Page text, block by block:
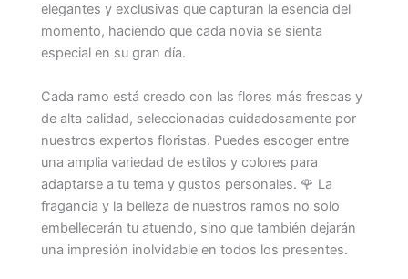
elegantes y exclusivas que capturan la esencia del
momento, haciendo que cada novia se sienta
especial en su gran día.
Cada ramo está creado con las flores más frescas y
de alta calidad, seleccionadas cuidadosamente por
nuestros expertos floristas. Puedes escoger entre
una amplia variedad de estilos y colores para
adaptarse a tu tema y gustos personales. 🌹 La
fragancia y la belleza de nuestros ramos no solo
embellecerán tu atuendo, sino que también dejarán
una impresión inolvidable en todos los presentes.